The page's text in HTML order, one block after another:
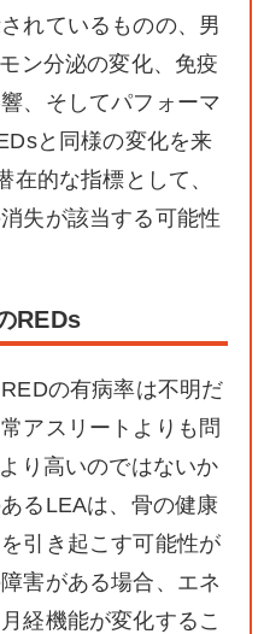
れているものの、男
ン分泌の変化、免疫
、そしてパフォーマ
と同様の変化を来
在的な指標として、
失が該当する可能性
REDs
の有病率は不明だ
アスリートよりも問
り高いのではないか
るLEAは、骨の健康
引き起こす可能性が
害がある場合、エネ
経機能が変化するこ